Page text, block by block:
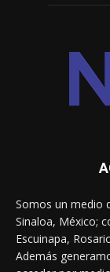
Somos un medio
Sinaloa, México;
Escuinapa,
Además